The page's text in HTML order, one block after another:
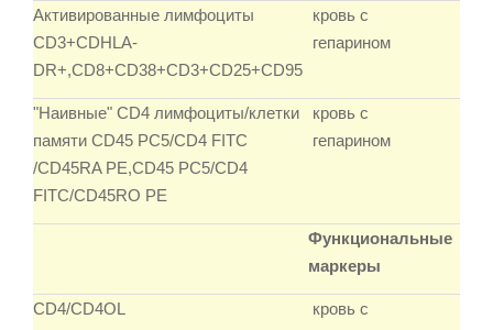
Активированные лимфоциты
CD3+CDHLA-
DR+,CD8+CD38+CD3+CD25+CD95
кровь с
гепарином
"Наивные" CD4 лимфоциты/клетки
памяти CD45 PC5/CD4 FITC
/CD45RA PE,CD45 PC5/CD4
FITC/CD45RO PE
кровь с
гепарином
Функциональные
маркеры
CD4/CD4OL
кровь с